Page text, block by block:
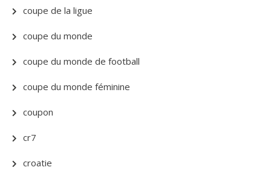
coupe de la ligue
coupe du monde
coupe du monde de football
coupe du monde féminine
coupon
cr7
croatie